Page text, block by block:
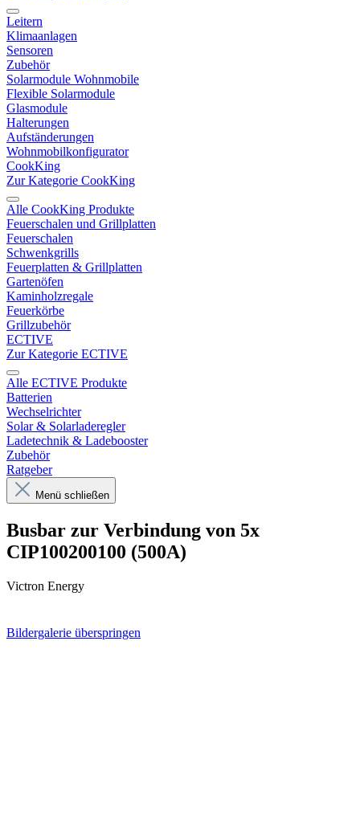
Leitern
Klimaanlagen
Sensoren
Zubehör
Solarmodule Wohnmobile
Flexible Solarmodule
Glasmodule
Halterungen
Aufständerungen
Wohnmobilkonfigurator
CookKing
Zur Kategorie CookKing
Alle CookKing Produkte
Feuerschalen und Grillplatten
Feuerschalen
Schwenkgrills
Feuerplatten & Grillplatten
Gartenöfen
Kaminholzregale
Feuerkörbe
Grillzubehör
ECTIVE
Zur Kategorie ECTIVE
Alle ECTIVE Produkte
Batterien
Wechselrichter
Solar & Solarladeregler
Ladetechnik & Ladebooster
Zubehör
Ratgeber
Menü schließen
Busbar zur Verbindung von 5x
CIP100200100 (500A)
Victron Energy
Bildergalerie überspringen